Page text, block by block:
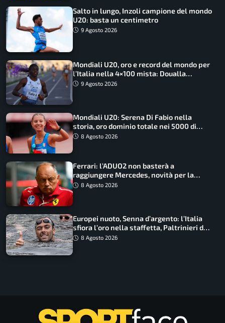
Salto in lungo, Inzoli campione del mondo
U20: basta un centimetro
9 Agosto 2026
Mondiali U20, oro e record del mondo per
l’Italia nella 4×100 mista: Doualla
straordinaria
9 Agosto 2026
Mondiali U20: Serena Di Fabio nella
storia, oro dominio totale nei 5000 di
marcia
8 Agosto 2026
Ferrari: l’ADUO2 non basterà a
raggiungere Mercedes, novità per la
Macarena
8 Agosto 2026
Europei nuoto, Senna d’argento: l’Italia
sfiora l’oro nella staffetta, Paltrinieri da
urlo, il bilancio azzurro
8 Agosto 2026